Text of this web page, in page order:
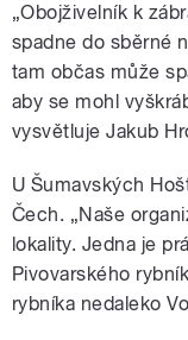
„Obojživelník k
spadne do sběrné
tam občas může
aby se mohl
vysvětluje Jakub
U Šumavských
Čech. „Naše
lokality. Jedna je
Pivovarského
rybníka nedaleko